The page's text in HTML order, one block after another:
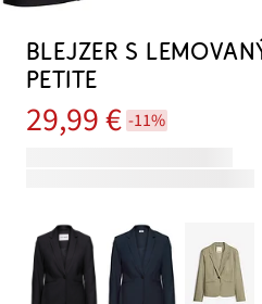
BLEJZER S
PETITE
29,99 € -11%